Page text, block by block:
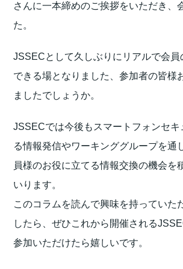
さんに一本締めのご挨拶をいただき、
た。
JSSECとして久しぶりにリアルで会員
できる場となりました、参加者の皆様
ましたでしょうか。
JSSECでは今後もスマートフォンセキ
る情報発信やワーキンググループを通
員様のお役に立てる情報交換の機会を
いります。
このコラムを読んで興味を持っていた
したら、ぜひこれから開催される
参加いただけたら嬉しいです。